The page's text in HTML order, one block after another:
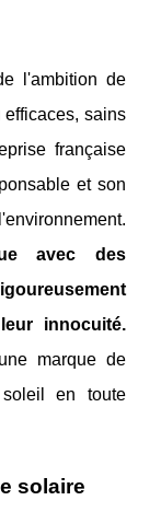
l'ambition de
sains
française
et son
avec des
innocuité.
marque de
en toute
solaire